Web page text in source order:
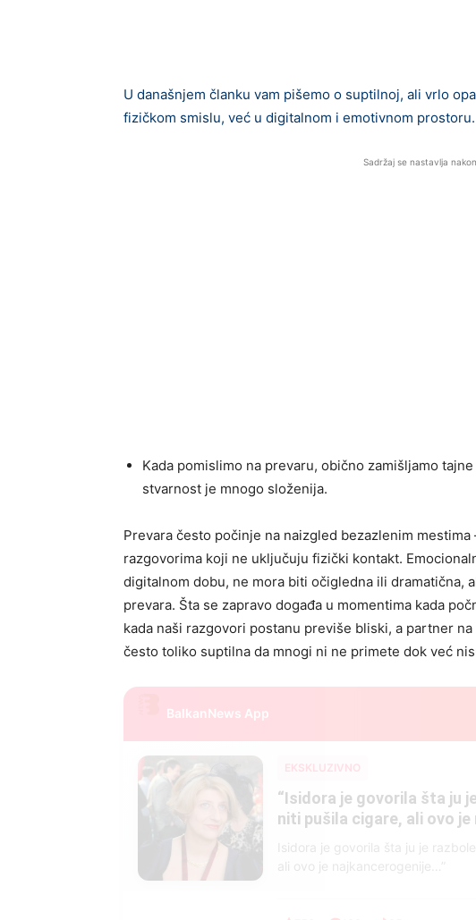
U današnjem članku vam pišemo o suptilnoj, ali vrlo
fizičkom smislu, već u digitalnom i emotivnom prostoru.
Sadržaj se nastavlja
Kada pomislimo na prevaru, obično zamišljamo
stvarnost je mnogo složenija.
Prevara često počinje na naizgled bezazlenim mestima
razgovorima koji ne uključuju fizički kontakt.
digitalnom dobu, ne mora biti očigledna ili dramatična,
prevara. Šta se zapravo događa u momentima kada
kada naši razgovori postanu previše bliski, a partner
često toliko suptilna da mnogi ni ne primete dok već
BalkanNews App
EKSKLUZIVNO
Marija je pala sa litice i
ucveljenog udovca, a
Marija je pala sa litice i stradala:
onda je obdukcija otkrila jezivu